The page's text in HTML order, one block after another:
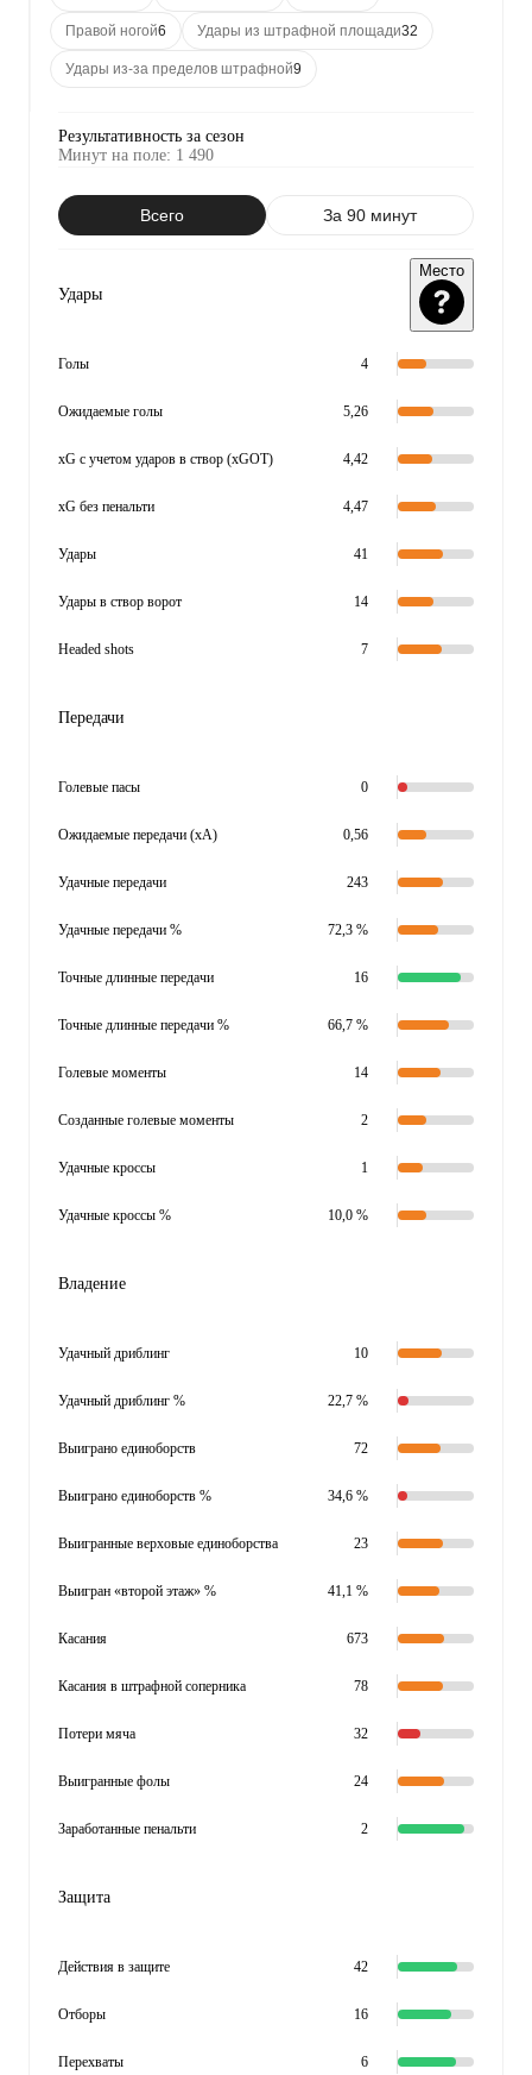
Правой ногой6 Удары из штрафной площади32
Удары из-за пределов штрафной9
Результативность за сезон
Минут на поле: 1 490
Всего За 90 минут
Удары
Место
Голы 4
Ожидаемые голы 5,26
xG с учетом ударов в створ (xGOT) 4,42
xG без пенальти 4,47
Удары 41
Удары в створ ворот 14
Headed shots 7
Передачи
Голевые пасы 0
Ожидаемые передачи (xA) 0,56
Удачные передачи 243
Удачные передачи % 72,3 %
Точные длинные передачи 16
Точные длинные передачи % 66,7 %
Голевые моменты 14
Созданные голевые моменты 2
Удачные кроссы 1
Удачные кроссы % 10,0 %
Владение
Удачный дриблинг 10
Удачный дриблинг % 22,7 %
Выиграно единоборств 72
Выиграно единоборств % 34,6 %
Выигранные верховые единоборства 23
Выигран «второй этаж» % 41,1 %
Касания 673
Касания в штрафной соперника 78
Потери мяча 32
Выигранные фолы 24
Заработанные пенальти 2
Защита
Действия в защите 42
Отборы 16
Перехваты 6